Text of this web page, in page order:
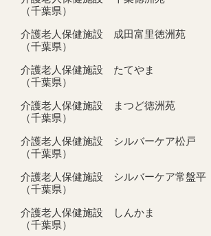
（千葉県）
介護老人保健施設 成田富里徳洲苑
（千葉県）
介護老人保健施設 たてやま
（千葉県）
介護老人保健施設 まつど徳洲苑
（千葉県）
介護老人保健施設 シルバーケア松戸
（千葉県）
介護老人保健施設 シルバーケア常盤平
（千葉県）
介護老人保健施設 しんかま
（千葉県）